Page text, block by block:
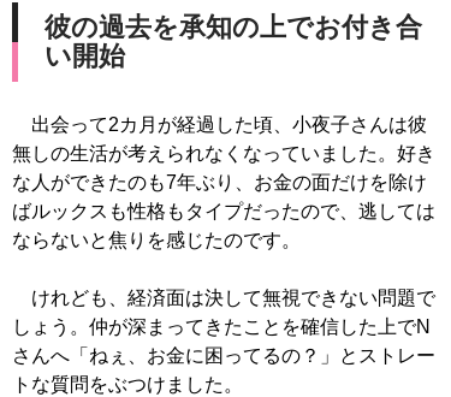
彼の過去を承知の上でお付き合
い開始
出会って2カ月が経過した頃、小夜子さんは彼
無しの生活が考えられなくなっていました。好き
な人ができたのも7年ぶり、お金の面だけを除け
ばルックスも性格もタイプだったので、逃しては
ならないと焦りを感じたのです。
けれども、経済面は決して無視できない問題で
しょう。仲が深まってきたことを確信した上でN
さんへ「ねぇ、お金に困ってるの？」とストレー
トな質問をぶつけました。